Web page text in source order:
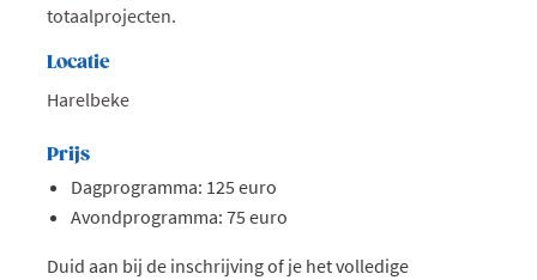
totaalprojecten.
Locatie
Harelbeke
Prijs
Dagprogramma: 125 euro
Avondprogramma: 75 euro
Duid aan bij de inschrijving of je het volledige